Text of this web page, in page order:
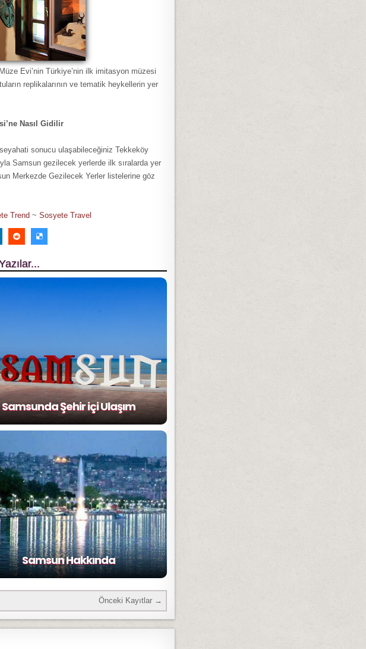
Evi’nin Türkiye’nin ilk imitasyon müzesi
replikalarının ve tematik heykellerin yer
Nasıl Gidilir
sonucu ulaşabileceğiniz Tekkeköy
Samsun gezilecek yerlerde ilk sıralarda yer
Merkezde Gezilecek Yerler listelerine göz
Trend ~ Sosyete Travel
Samsunda Şehir içi Ulaşım
Samsun Hakkında
Önceki Kayıtlar →